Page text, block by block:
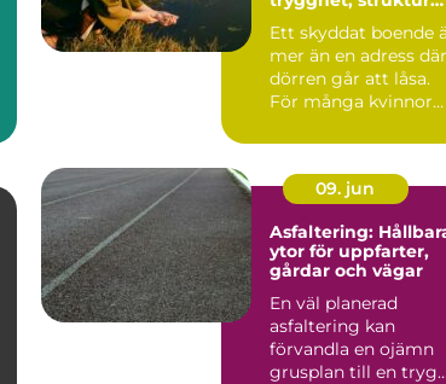
Ett skyddat boende
mer än en adress där
dörren går att låsa.
För många kvinnor
09. jun
Asfaltering:
ytor för uppfarter,
gårdar och vägar
En väl planerad
asfaltering kan
förvandla en ojämn
grusplan till en trygg,